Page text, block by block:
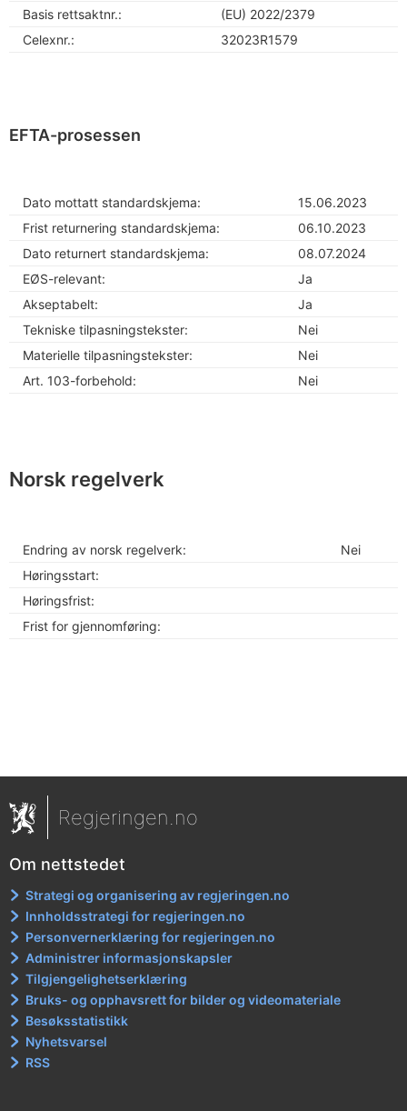
Basis rettsaktnr.:
(EU) 2022/2379
Celexnr.:
32023R1579
EFTA-prosessen
Dato mottatt standardskjema:
15.06.2023
Frist returnering standardskjema:
06.10.2023
Dato returnert standardskjema:
08.07.2024
EØS-relevant:
Ja
Akseptabelt:
Ja
Tekniske tilpasningstekster:
Nei
Materielle tilpasningstekster:
Nei
Art. 103-forbehold:
Nei
Norsk regelverk
Endring av norsk regelverk:
Nei
Høringsstart:
Høringsfrist:
Frist for gjennomføring:
Regjeringen.no
Om nettstedet
Strategi og organisering av regjeringen.no
Innholdsstrategi for regjeringen.no
Personvernerklæring for regjeringen.no
Administrer informasjonskapsler
Tilgjengelighetserklæring
Bruks- og opphavsrett for bilder og videomateriale
Besøksstatistikk
Nyhetsvarsel
RSS